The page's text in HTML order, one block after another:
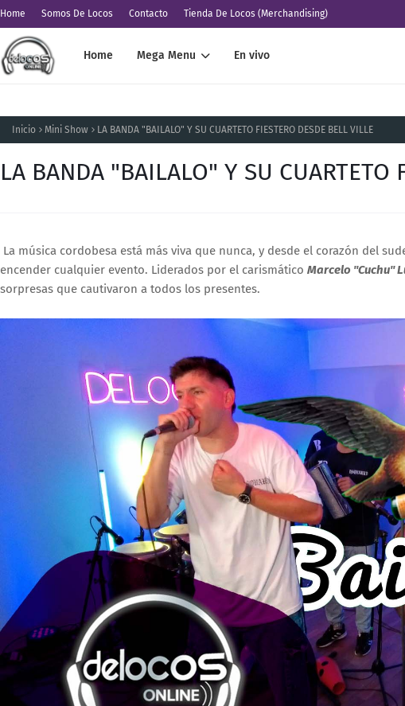
Home Somos De Locos Contacto Tienda De Locos (Merchandising)
Home Mega Menu En vivo
Inicio Mini Show LA BANDA "BAILALO" Y SU CUARTETO FIESTERO DESDE BELL VILLE
LA BANDA "BAILALO" Y SU CUARTETO
La música cordobesa está más viva que nunca, y desde el corazón del
encender cualquier evento. Liderados por el carismático Marcelo "Cuchu"
sorpresas que cautivaron a todos los presentes.